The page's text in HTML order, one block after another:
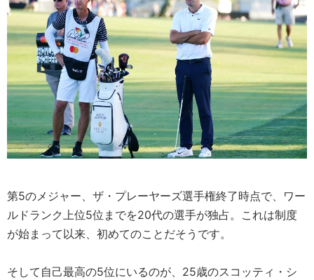
第5のメジャー、ザ・プレーヤーズ選手権終了時点で、ワー
ルドランク上位5位までを20代の選手が独占。これは制度
が始まって以来、初めてのことだそうです。
そして自己最高の5位にいるのが、25歳のスコッティ・シ